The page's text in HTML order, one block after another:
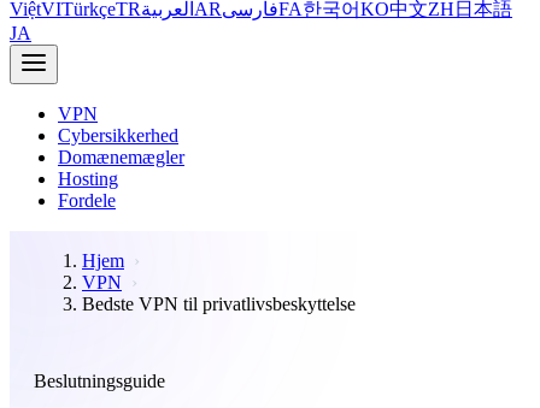
ViệtVITürkçeTRالعربية ARفارسیFA한국어KO中文ZH 日本語
JA
VPN
Cybersikkerhed
Domænemægler
Hosting
Fordele
Hjem
VPN
Bedste VPN til privatlivsbeskyttelse
Beslutningsguide